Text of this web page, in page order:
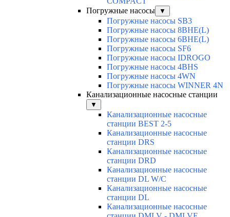
Погружные насосы
▼
Погружные насосы SB3
Погружные насосы 8BHE(L)
Погружные насосы 6BHE(L)
Погружные насосы SF6
Погружные насосы IDROGO
Погружные насосы 4BHS
Погружные насосы 4WN
Погружные насосы WINNER 4N
Канализационные насосные станции
▼
Канализационные насосные
станции BEST 2-5
Канализационные насосные
станции DRS
Канализационные насосные
станции DRD
Канализационные насосные
станции DL W/C
Канализационные насосные
станции DL
Канализационные насосные